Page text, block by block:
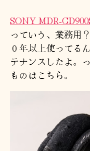
SONY MDR-
っていう、業務用
０年以上使ってる
テナンスしたよ。
ものはこちら。